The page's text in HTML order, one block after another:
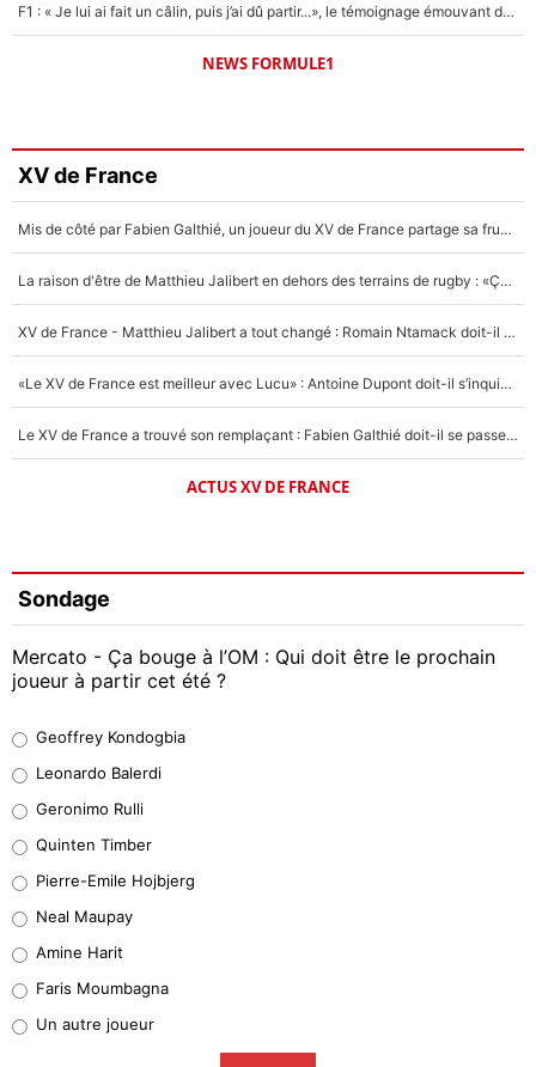
F1 : « Je lui ai fait un câlin, puis j’ai dû partir...», le témoignage émouvant de Max Verstappen sur sa fille
NEWS FORMULE1
XV de France
Mis de côté par Fabien Galthié, un joueur du XV de France partage sa frustration : «ils ne me l’ont pas dit tout de suite»
La raison d'être de Matthieu Jalibert en dehors des terrains de rugby : «Ça m'atteint autant que si tu touches à un membre de ma famille»
XV de France - Matthieu Jalibert a tout changé : Romain Ntamack doit-il s’inquiéter pour sa place à un an de la Coupe du monde ?
«Le XV de France est meilleur avec Lucu» : Antoine Dupont doit-il s’inquiéter pour sa place ?
Le XV de France a trouvé son remplaçant : Fabien Galthié doit-il se passer d'Antoine Dupont ?
ACTUS XV DE FRANCE
Sondage
Mercato - Ça bouge à l’OM : Qui doit être le prochain
joueur à partir cet été ?
37%
32%
5%
1%
8%
Geoffrey Kondogbia
Leonardo Balerdi
Geronimo Rulli
Quinten Timber
Pierre-Emile Hojbjerg
Neal Maupay
Amine Harit
Faris Moumbagna
Un autre joueur